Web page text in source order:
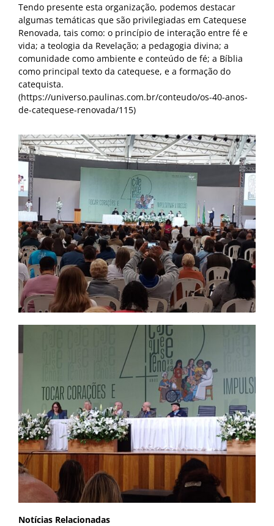
Tendo presente esta organização, podemos destacar
algumas temáticas que são privilegiadas em Catequese
Renovada, tais como: o princípio de interação entre fé e
vida; a teologia da Revelação; a pedagogia divina; a
comunidade como ambiente e conteúdo de fé; a Bíblia
como principal texto da catequese, e a formação do
catequista.
(https://universo.paulinas.com.br/conteudo/os-40-anos-
de-catequese-renovada/115)
Notícias Relacionadas